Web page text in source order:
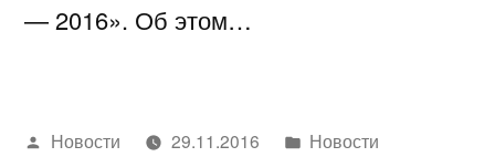
— 2016». Об этом…
Написано
Новости 29.11.2016
Написано
Новости